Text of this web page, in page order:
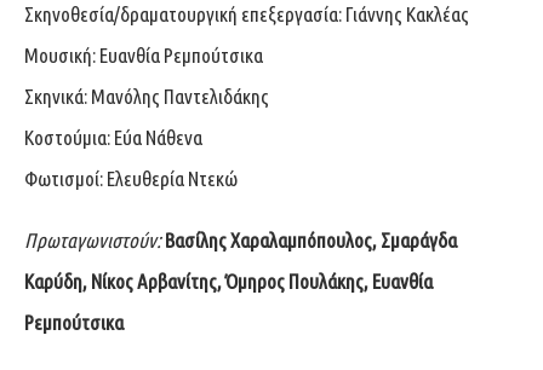
Σκηνοθεσία/δραματουργική επεξεργασία: Γιάννης Κακλέας
Μουσική: Ευανθία Ρεμπούτσικα
Σκηνικά: Μανόλης Παντελιδάκης
Κοστούμια: Εύα Νάθενα
Φωτισμοί: Ελευθερία Ντεκώ
Πρωταγωνιστούν: Βασίλης Χαραλαμπόπουλος, Σμαράγδα
Καρύδη, Νίκος Αρβανίτης, Όμηρος Πουλάκης, Ευανθία
Ρεμπούτσικα